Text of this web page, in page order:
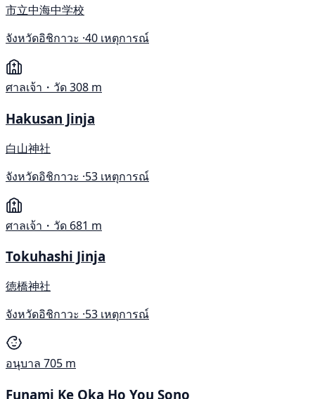
市立中海中学校
จังหวัดอิชิกาวะ ·40 เหตุการณ์
ศาลเจ้า・วัด308 m
Hakusan Jinja
白山神社
จังหวัดอิชิกาวะ ·53 เหตุการณ์
ศาลเจ้า・วัด 681 m
Tokuhashi Jinja
徳橋神社
จังหวัดอิชิกาวะ ·53 เหตุการณ์
อนุบาล 705 m
Funami Ke Oka Ho You Sono